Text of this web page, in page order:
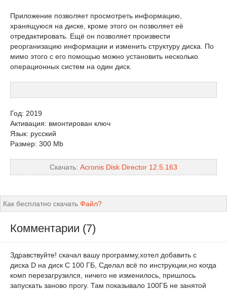
Приложение позволяет просмотреть информацию,
хранящуюся на диске, кроме этого он позволяет её
отредактировать. Ещё он позволяет произвести
реорганизацию информации и изменить структуру диска. По
мимо этого с его помощью можно установить несколько
операционных систем на один диск.
Год: 2019
Активация: вмонтирован ключ
Язык: русский
Размер: 300 Mb
Скачать: Acronis Disk Director 12.5.163
Как бесплатно скачать Файл?
Комментарии (7)
Здравствуйте! скачал вашу программу,хотел добавить с
диска D на диск C 100 ГБ, Сделал всё по инструкции,но когда
комп перезагрузился, ничего не изменилось, пришлось
запускать заново прогу. Там показывало 100ГБ не занятой